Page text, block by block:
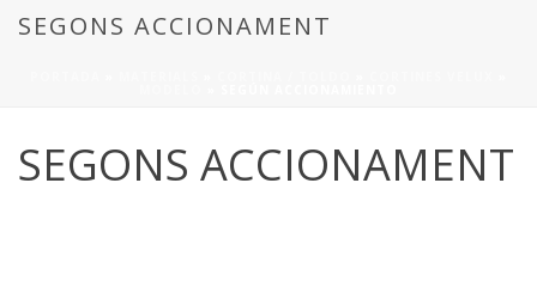
SEGONS ACCIONAMENT
SEGONS ACCIONAMENT